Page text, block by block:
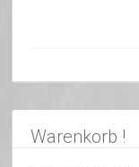
Warenkorb !